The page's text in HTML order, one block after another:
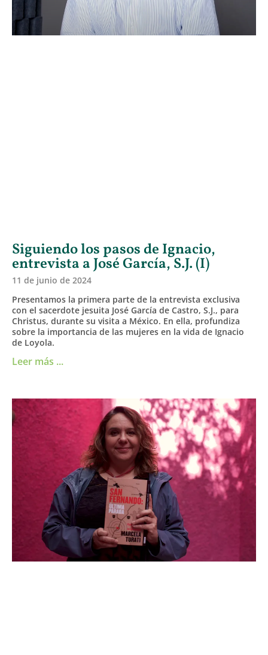
Siguiendo los pasos de Ignacio,
entrevista a José García, S.J. (I)
11 de junio de 2024
Presentamos la primera parte de la entrevista exclusiva
con el sacerdote jesuita José García de Castro, S.J., para
Christus, durante su visita a México. En ella, profundiza
sobre la importancia de las mujeres en la vida de Ignacio
de Loyola.
Leer más ...